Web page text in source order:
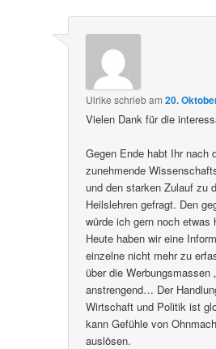
Ulrike schriebam20.
Vielen Dank für die
Gegen Ende habt Ihr nach
zunehmende
und den starken Zulauf zu
Heilslehren gefragt. Den
würde ich gern noch etwas
Heute haben wir eine
einzelne nicht mehr zu
über die Werbungsmassen
anstrengend… Der
Wirtschaft und Politik ist
kann Gefühle von
auslösen.